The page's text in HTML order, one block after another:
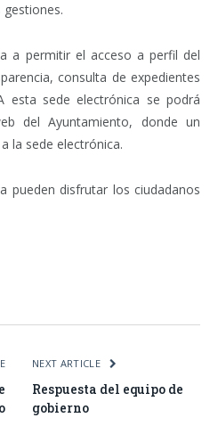
a permitir el acceso a perfil del
consulta de expedientes
esta sede electrónica se podrá
del Ayuntamiento, donde un
la sede electrónica.
pueden disfrutar los ciudadanos
NEXT ARTICLE
Respuesta del equipo de
gobierno